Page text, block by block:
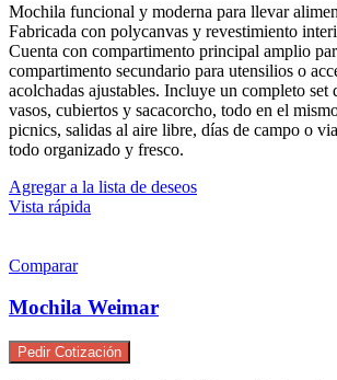
Mochila funcional y moderna para llevar
Fabricada con polycanvas y revestimiento
Cuenta con compartimento principal amplio
compartimento secundario para utensilios o
acolchadas ajustables. Incluye un completo set
vasos, cubiertos y sacacorcho, todo en el
picnics, salidas al aire libre, días de campo o
todo organizado y fresco.
Agregar a la lista de deseos
Vista rápida
Comparar
Mochila Weimar
Pedir Cotización